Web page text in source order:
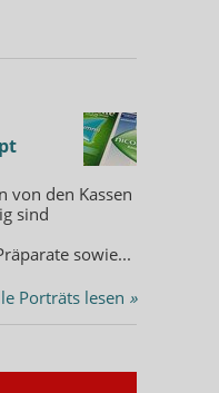
von den Kassen
sind
sowie...
Porträts lesen »